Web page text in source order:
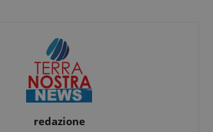
redazione